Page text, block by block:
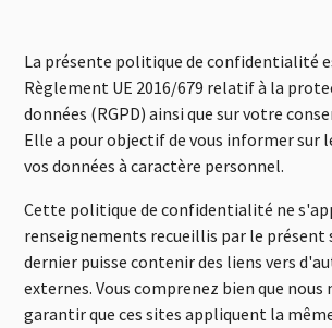
La présente politique de confidentialité
Règlement UE 2016/679 relatif à la
données (RGPD) ainsi que sur votre
Elle a pour objectif de vous informer sur
vos données à caractère personnel.
Cette politique de confidentialité ne
renseignements recueillis par le présent
dernier puisse contenir des liens vers
externes. Vous comprenez bien que nous
garantir que ces sites appliquent la